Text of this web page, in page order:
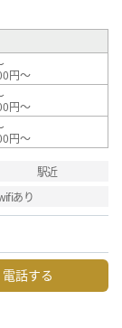
円～
円～
円～
駅近
あり
電話する